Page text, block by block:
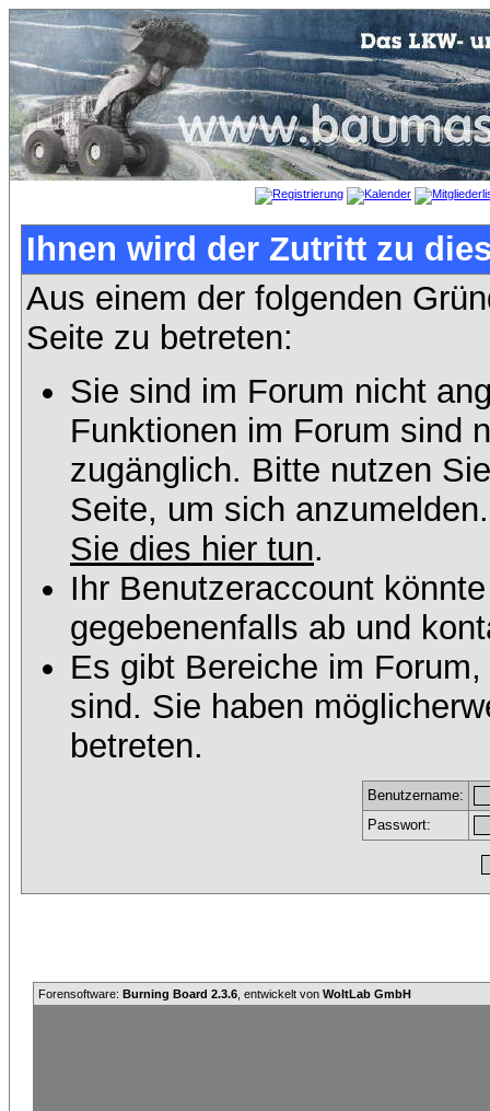
Ihnen wird der Zutritt zu
Aus einem der folgenden
Seite zu betreten:
Sie sind im Forum nicht
Funktionen im Forum sind
zugänglich. Bitte nutzen
Seite, um sich
Sie dies hier tun.
Ihr Benutzeraccount
gegebenenfalls ab und
Es gibt Bereiche im
sind. Sie haben
betreten.
Benutzername:
Passwort:
Forensoftware: Burning Board 2.3.6 , entwickelt von WoltLab GmbH